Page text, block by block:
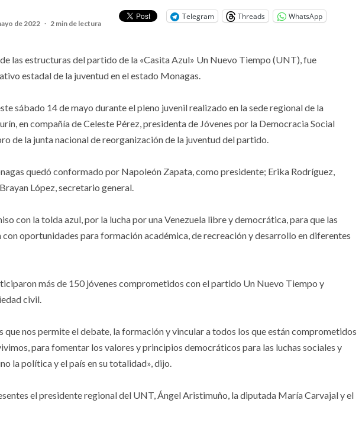
de 2022 2 min de lectura
Telegram Threads WhatsApp
las estructuras del partido de la «Casita Azul» Un Nuevo Tiempo (UNT), fue
estadal de la juventud en el estado Monagas.
sábado 14 de mayo durante el pleno juvenil realizado en la sede regional de la
en compañía de Celeste Pérez, presidenta de Jóvenes por la Democracia Social
de la junta nacional de reorganización de la juventud del partido.
quedó conformado por Napoleón Zapata, como presidente; Erika Rodríguez,
López, secretario general.
con la tolda azul, por la lucha por una Venezuela libre y democrática, para que las
con oportunidades para formación académica, de recreación y desarrollo en diferentes
más de 150 jóvenes comprometidos con el partido Un Nuevo Tiempo y
civil.
que nos permite el debate, la formación y vincular a todos los que están comprometidos
para fomentar los valores y principios democráticos para las luchas sociales y
la política y el país en su totalidad», dijo.
el presidente regional del UNT, Ángel Aristimuño, la diputada María Carvajal y el